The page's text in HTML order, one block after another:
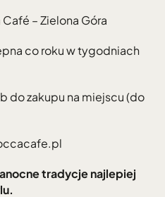
– Zielona Góra
co roku w tygodniach
do zakupu na miejscu (do
tradycje najlepiej